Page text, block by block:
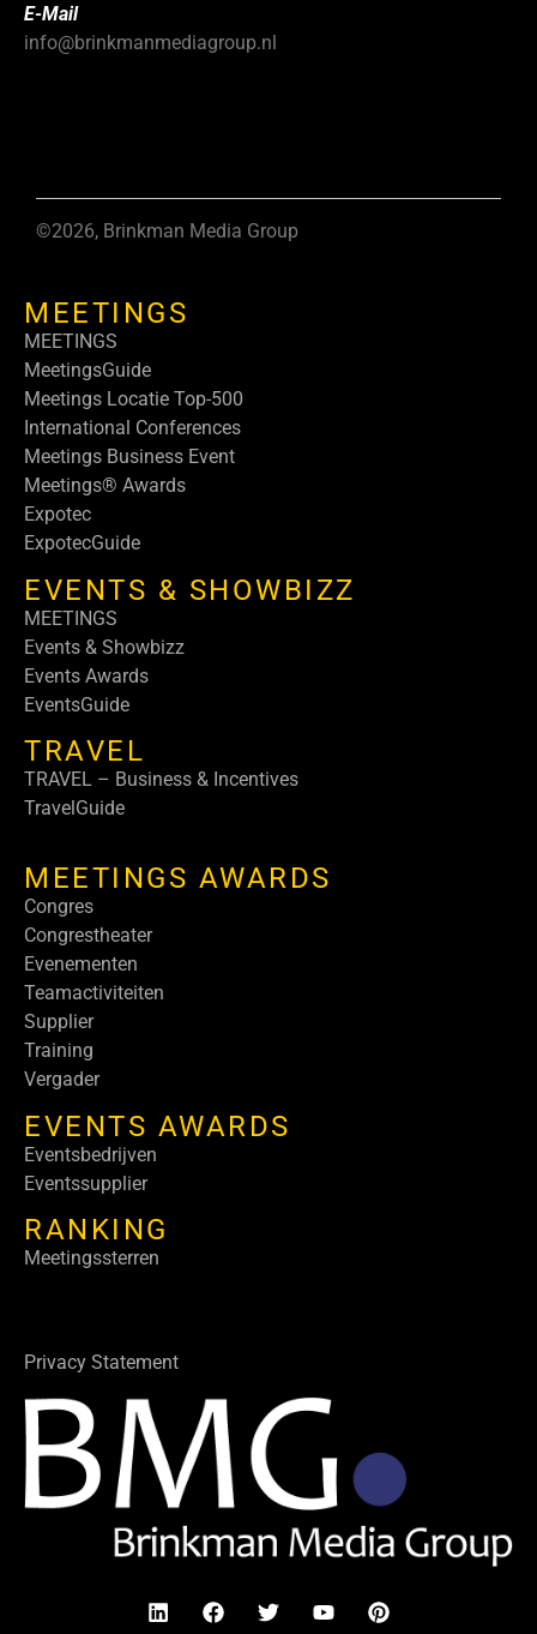
E-Mail
info@brinkmanmediagroup.nl
©2026, Brinkman Media Group
MEETINGS
MEETINGS
MeetingsGuide
Meetings Locatie Top-500
International Conferences
Meetings Business Event
Meetings® Awards
Expotec
ExpotecGuide
EVENTS & SHOWBIZZ
MEETINGS
Events & Showbizz
Events Awards
EventsGuide
TRAVEL
TRAVEL – Business & Incentives
TravelGuide
MEETINGS AWARDS
Congres
Congrestheater
Evenementen
Teamactiviteiten
Supplier
Training
Vergader
EVENTS AWARDS
Eventsbedrijven
Eventssupplier
RANKING
Meetingssterren
Privacy Statement